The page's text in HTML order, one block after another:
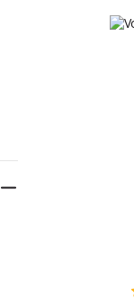
Replier